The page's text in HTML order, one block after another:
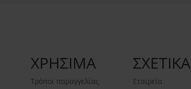
ΧΡΗΣΙΜΑ
Τρόποι παραγγελίας
ΣΧΕΤΙΚΑ
Εταιρεία